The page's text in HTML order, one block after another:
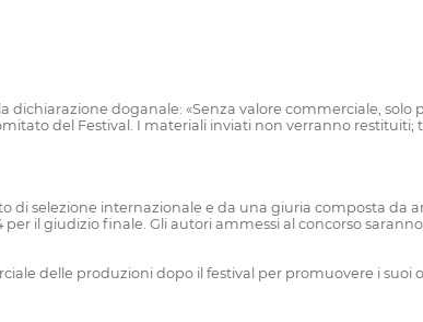
dichiarazione doganale: «Senza valore commerciale,
del Festival. I materiali inviati non verranno
selezione internazionale e da una giuria composta da
il giudizio finale. Gli autori ammessi al concorso
delle produzioni dopo il festival per promuovere i suoi